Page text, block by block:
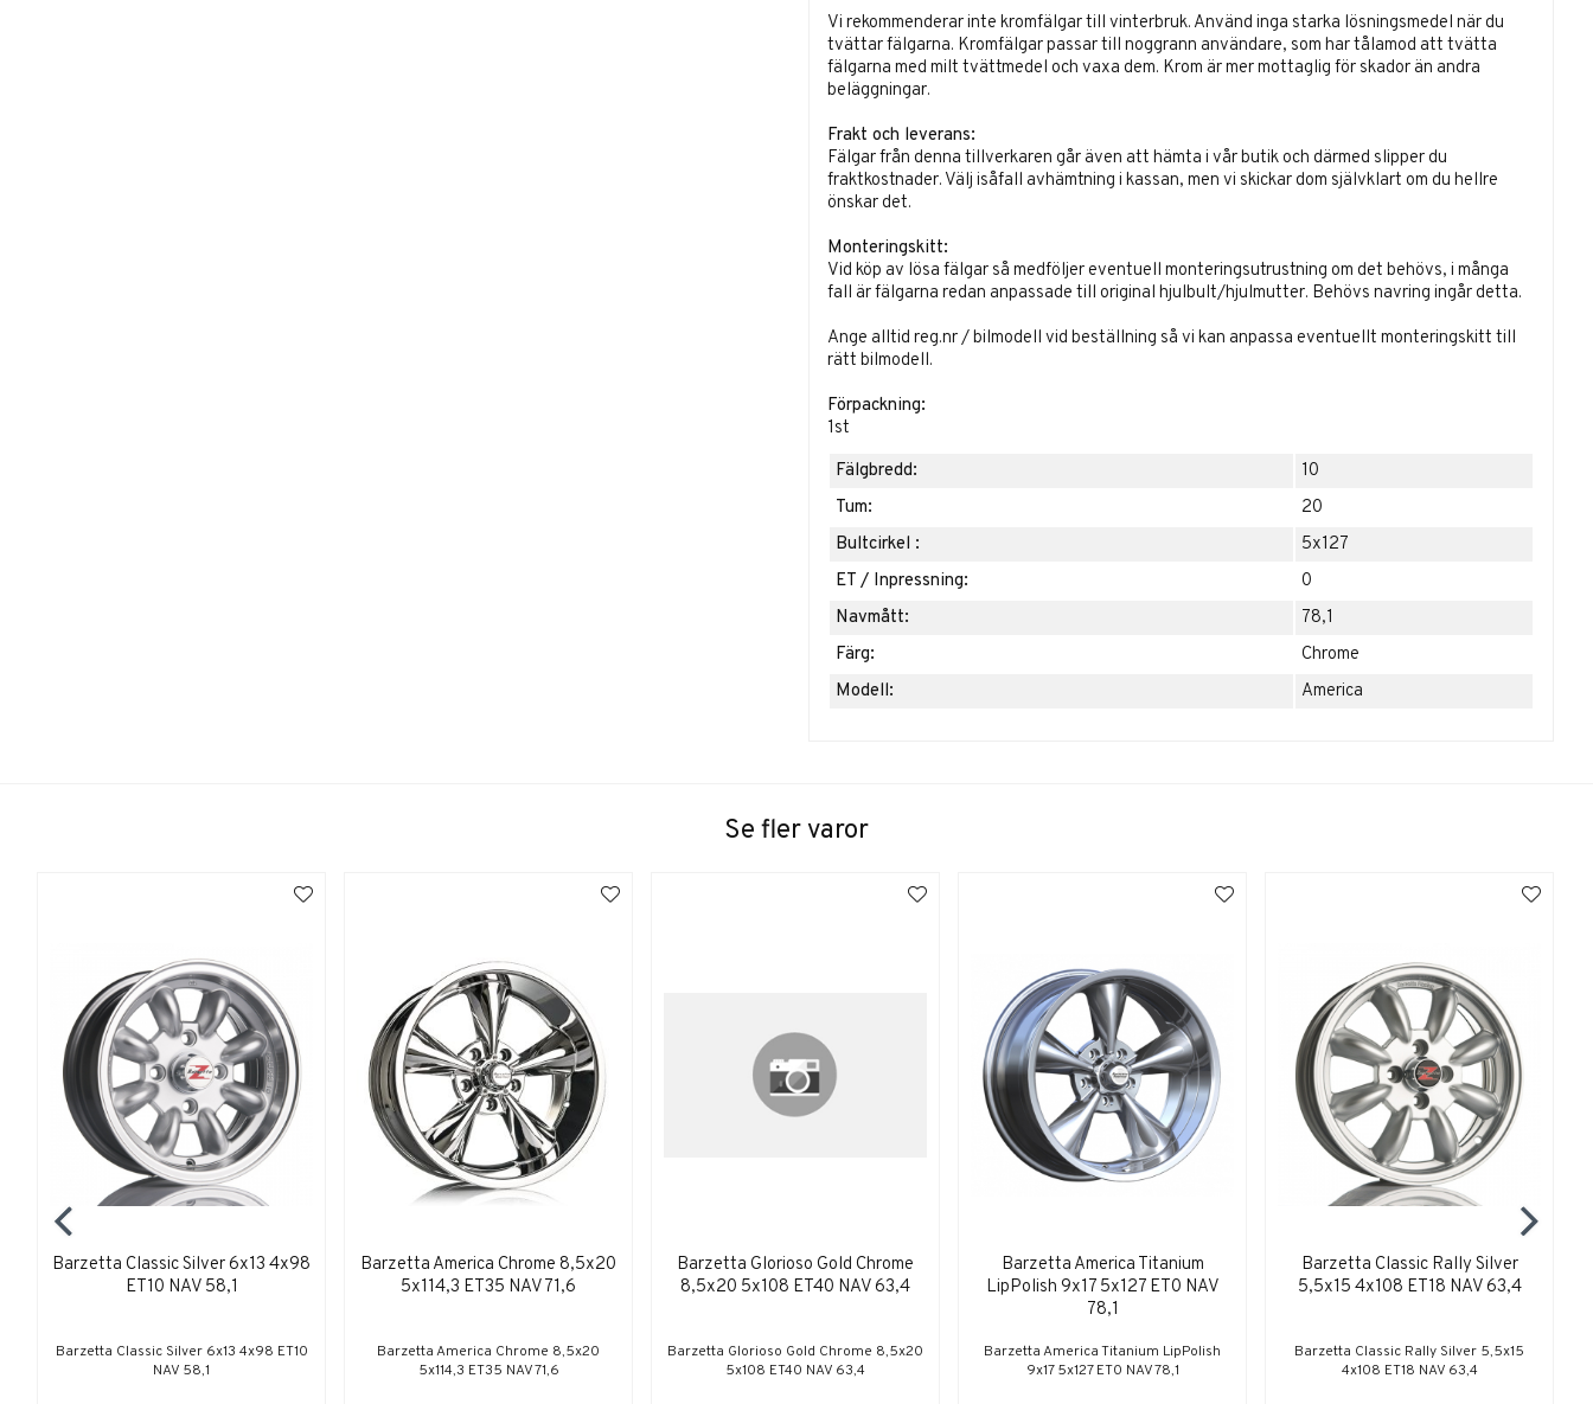
Vi rekommenderar inte kromfälgar till vinterbruk. Använd inga starka lösningsmedel när du
tvättar fälgarna. Kromfälgar passar till noggrann användare, som har tålamod att tvätta
fälgarna med milt tvättmedel och vaxa dem. Krom är mer mottaglig för skador än andra
beläggningar.
Frakt och leverans:
Fälgar från denna tillverkaren går även att hämta i vår butik och därmed slipper du
fraktkostnader. Välj isåfall avhämtning i kassan, men vi skickar dom självklart om du hellre
önskar det.
Monteringskitt:
Vid köp av lösa fälgar så medföljer eventuell monteringsutrustning om det behövs, i många
fall är fälgarna redan anpassade till original hjulbult/hjulmutter. Behövs navring ingår detta.
Ange alltid reg.nr / bilmodell vid beställning så vi kan anpassa eventuellt monteringskitt till
rätt bilmodell.
Förpackning:
1st
Fälgbredd:
10
Tum:
20
Bultcirkel :
5x127
ET / Inpressning:
0
Navmått:
78,1
Färg:
Chrome
Modell:
America
Se fler varor
Barzetta Classic Silver 6x13 4x98
ET10 NAV 58,1
Barzetta Classic Silver 6x13 4x98 ET10
NAV 58,1
Barzetta America Chrome 8,5x20
5x114,3 ET35 NAV 71,6
Barzetta America Chrome 8,5x20
5x114,3 ET35 NAV 71,6
Barzetta Glorioso Gold Chrome
8,5x20 5x108 ET40 NAV 63,4
Barzetta Glorioso Gold Chrome 8,5x20
5x108 ET40 NAV 63,4
Barzetta America Titanium
LipPolish 9x17 5x127 ET0 NAV
78,1
Barzetta America Titanium LipPolish
9x17 5x127 ET0 NAV 78,1
Barzetta Classic Rally Silver
5,5x15 4x108 ET18 NAV 63,4
Barzetta Classic Rally Silver 5,5x15
4x108 ET18 NAV 63,4